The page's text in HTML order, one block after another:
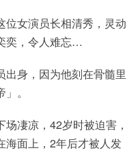
位女演员长相清秀，灵动
奕，令人难忘…
出身，因为他刻在骨髓里
。
凄凉，42岁时被迫害，
海面上，2年后才被人发